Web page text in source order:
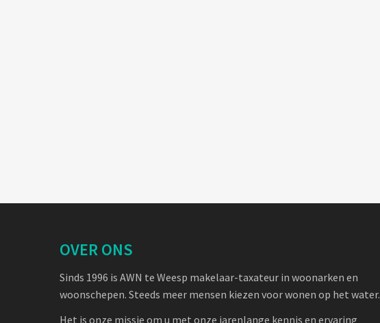
OVER ONS
Sinds 1996 is AWN te Weesp makelaar-taxateur in woonarken en
woonschepen. Steeds meer mensen kiezen voor wonen op het water.
Het is onze missie om u met onze jarenlange kennis en ervaring